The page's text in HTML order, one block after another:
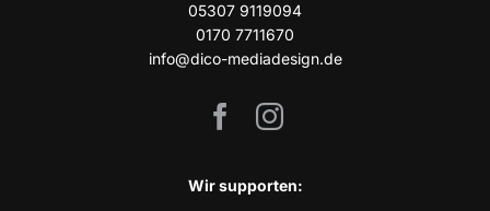
05307 9119094
0170 7711670
info@dico-mediadesign.de
Wir sup­port­en: